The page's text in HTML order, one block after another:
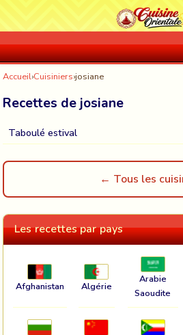
Accueil›Cuisiniers›josiane
Recettes de josiane
Taboulé estival
← Tous les
Les recettes par pays
Afghanistan Algérie
Arabie
Saoudite